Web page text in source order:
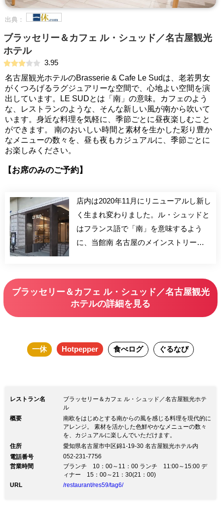
出典：
ブラッセリー＆カフェ ル・シュッド／名古屋観光
ホテル
3.95
名古屋観光ホテルのBrasserie & Cafe Le Sudは、老若男女
がくつろげるラグジュアリーな空間で、心地よい空間を演
出しています。LE SUDとは「南」の意味。カフェのよう
な、レストランのような、そんな新しい風が南から吹いて
います。身近な料理を気軽に、季節ごとに昼夜楽しむこと
ができます。 南のおいしい時間と素材を生かした彩り豊か
なメニューの数々を、昼も夜もカジュアルに、季節ごとに
お楽しみください。
【お席のみのご予約】
店内は2020年11月にリニューアルし新し
く生まれ変わりました。ル・シュッドと
はフランス語で「南」を意味するよう
に、当館南 名古屋のメインストリート
ブラッセリー＆カフェ ル・シュッド／名古屋観光
ホテルの詳細を見る
一休 Hotpepper 食べログ ぐるなび
レストラン名
ブラッセリー＆カフェ ル・シュッド／名古屋観光ホテ
ル
概要
南欧をはじめとする南からの風を感じる料理を現代的に
アレンジ。 素材を活かした色鮮やかなメニューの数々
を、カジュアルに楽しんでいただけます。
住所
愛知県名古屋市中区錦1-19-30 名古屋観光ホテル内
電話番号
052-231-7756
営業時間
ブランチ 10：00～11：00 ランチ 11:00～15:00 デ
ィナー 15：00～21：30(21：00)
URL
/restaurant/res59/tag6/